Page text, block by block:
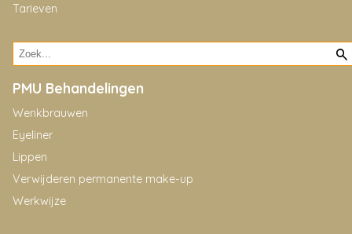
Tarieven
PMU Behandelingen
Wenkbrauwen
Eyeliner
Lippen
Verwijderen permanente make-up
Werkwijze